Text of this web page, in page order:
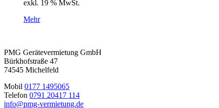
exkl. 19 % MwSt.
Mehr
PMG Gerätevermietung GmbH
Bürkhofstraße 47
74545 Michelfeld
Mobil 0177 1495065
Telefon 0791 20417 114
info@pmg-vermietung.de